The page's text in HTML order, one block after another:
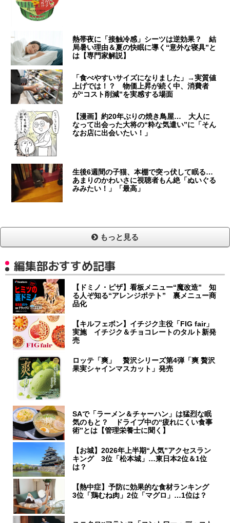
熱帯夜に「接触冷感」シーツは逆効果？ 結
局暑い理由＆夏の快眠に導く“意外な寝具”と
は【専門家解説】
「食べやすいサイズになりました」→実質値
上げでは！？ 物価上昇が続く中、消費者
が“コスト削減”を実感する場面
【漫画】約20年ぶりの焼き鳥屋… 大人に
なって出会った大将の“粋な気遣い”に「そん
なお店に出会いたい！」
生後6週間の子猫、本棚で突っ伏して眠る…
あまりのかわいさに視聴者もん絶「ぬいぐる
みみたい！」「最高」
もっと見る
編集部おすすめ記事
【ドミノ・ピザ】看板メニュー“魔改造” 知
る人ぞ知る“アレンジポテト” 裏メニュー商
品化
【キルフェボン】イチジク主役「FIG fair」
実施 イチジク＆チョコレートのタルト新発
売
ロッテ「爽」 贅沢シリーズ第4弾「爽 贅沢
果実シャインマスカット」発売
SAで「ラーメン＆チャーハン」は猛烈な眠
気のもと？ ドライブ中の“疲れにくい食事
術”とは【管理栄養士に聞く】
【お城】2026年上半期“人気”アクセスラン
キング 3位「松本城」…東日本2位＆1位
は？
【熱中症】予防に効果的な食材ランキング
3位「鶏むね肉」2位「マグロ」…1位は？